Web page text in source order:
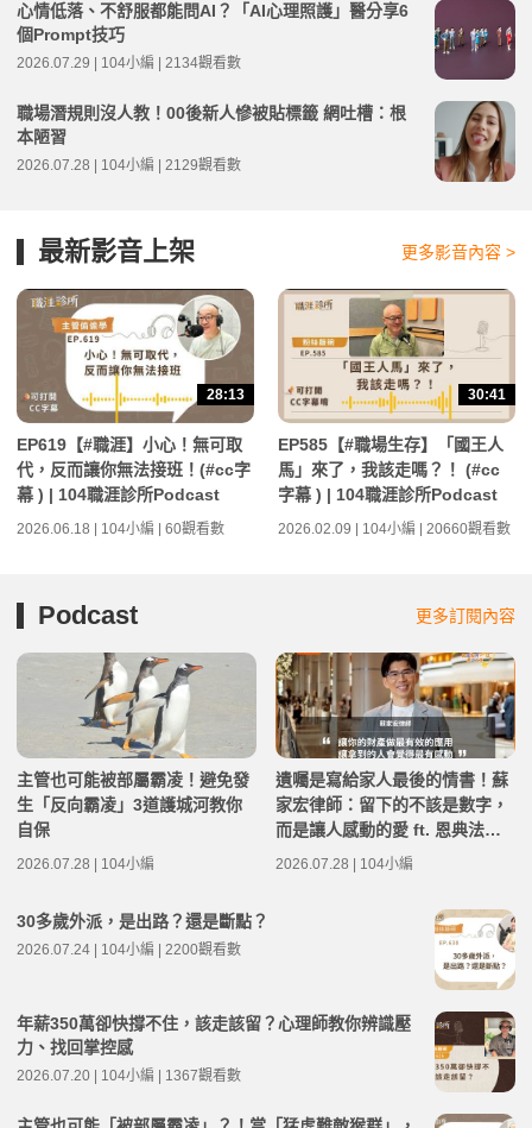
心情低落、不舒服都能問AI？「AI心理照護」醫分享6
個Prompt技巧
2026.07.29 | 104小編 | 2134觀看數
職場潛規則沒人教！00後新人慘被貼標籤 網吐槽：根
本陋習
2026.07.28 | 104小編 | 2129觀看數
最新影音上架 更多影音內容 >
28:13
EP619【#職涯】小心！無可取
代，反而讓你無法接班！(#cc字
幕 ) | 104職涯診所Podcast
2026.06.18 | 104小編 | 60觀看數
30:41
EP585【#職場生存】「國王人
馬」來了，我該走嗎？！ (#cc
字幕 ) | 104職涯診所Podcast
2026.02.09 | 104小編 | 20660觀看數
Podcast 更多訂閱內容
主管也可能被部屬霸凌！避免發
生「反向霸凌」3道護城河教你
自保
2026.07.28 | 104小編
遺囑是寫給家人最後的情書！蘇
家宏律師：留下的不該是數字，
而是讓人感動的愛 ft. 恩典法律
事務所創辦人 蘇家宏律師 | 高年
2026.07.28 | 104小編
30多歲外派，是出路？還是斷點？
2026.07.24 | 104小編 | 2200觀看數
年薪350萬卻快撐不住，該走該留？心理師教你辨識壓
力、找回掌控感
2026.07.20 | 104小編 | 1367觀看數